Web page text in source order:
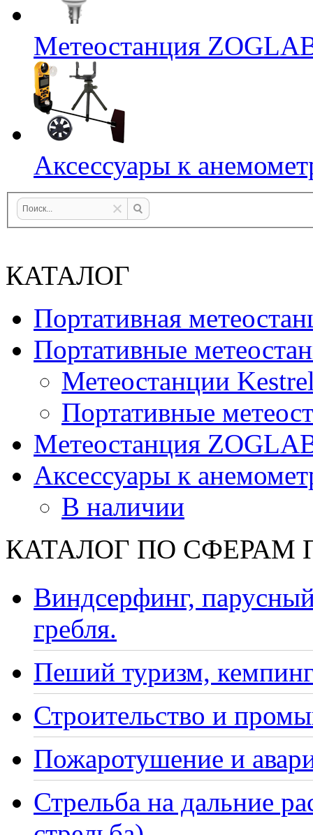
Mетеостанция
Аксессуары к
КАТАЛОГ
Портативная
Портативные
Метеостанции
Портативные
Mетеостанция
Аксессуары к
В наличии
КАТАЛОГ ПО СФЕРАМ
Виндсерфинг,
гребля.
Пеший туризм,
Строительство и
Пожаротушение и
Стрельба на дальние